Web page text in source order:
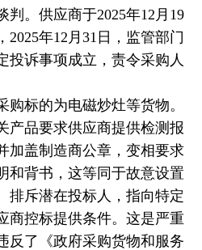
判。供应商于2025年12月19
2025年12月31日，监管部门
投诉事项成立，责令采购人
标的为电磁炒灶等货物。
产品要求供应商提供检测报
加盖制造商公章，变相要求
和背书，这等同于故意设置
排斥潜在投标人，指向特定
商控标提供条件。这是严重
反了《政府采购货物和服务